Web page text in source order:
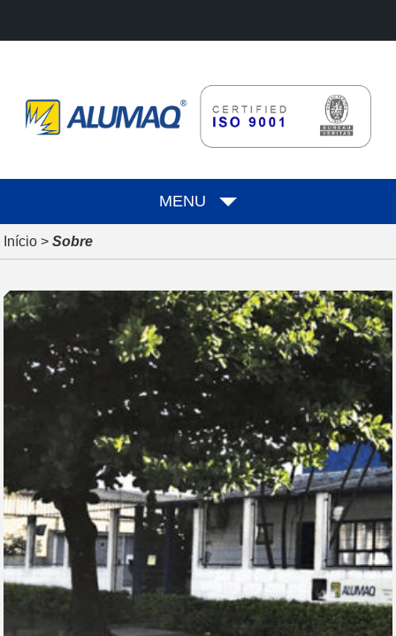
MENU
Início> Sobre